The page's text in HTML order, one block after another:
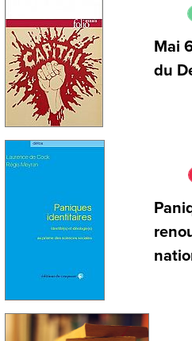
Mai
du